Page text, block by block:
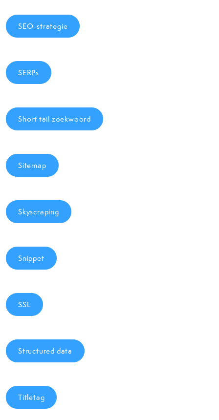
SEO-strategie
SERPs
Short tail zoekwoord
Sitemap
Skyscraping
Snippet
SSL
Structured data
Titletag